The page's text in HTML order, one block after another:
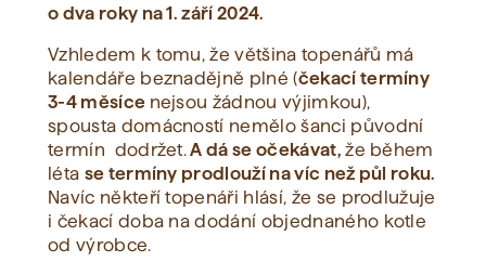
o dva roky na 1. září 2024.
Vzhledem k tomu, že většina topenářů má
kalendáře beznadějně plné (čekací termíny
3-4 měsíce nejsou žádnou výjimkou),
spousta domácností nemělo šanci původní
termín dodržet.A dá se očekávat,že během
léta se termíny prodlouží na víc než půl roku.
Navíc někteří topenáři hlásí, že se prodlužuje
i čekací doba na dodání objednaného kotle
od výrobce.